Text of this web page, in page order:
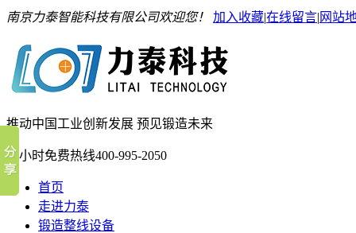
南京力泰智能科技有限公司欢迎您！ 加入收藏|在线留言| 网站
推动中国工业创新发展 预见锻造未来
24小时免费热线400-995-2050
首页
走进力泰
锻造整线设备